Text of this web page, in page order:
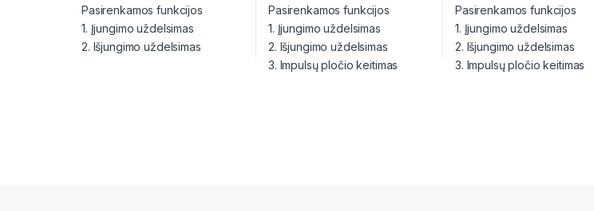
Pasirenkamos funkcijos
1. Įjungimo uždelsimas
2. Išjungimo uždelsimas
Pasirenkamos funkcijos
1. Įjungimo uždelsimas
2. Išjungimo uždelsimas
3. Impulsų pločio keitimas
Pasirenkamos funkcijos
1. Įjungimo uždelsimas
2. Išjungimo uždelsimas
3. Impulsų pločio keitimas